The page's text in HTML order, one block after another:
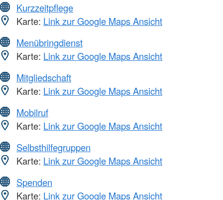
Kurzzeitpflege
Karte: Link zur Google Maps Ansicht
Menübringdienst
Karte: Link zur Google Maps Ansicht
Mitgliedschaft
Karte: Link zur Google Maps Ansicht
Mobilruf
Karte: Link zur Google Maps Ansicht
Selbsthilfegruppen
Karte: Link zur Google Maps Ansicht
Spenden
Karte: Link zur Google Maps Ansicht